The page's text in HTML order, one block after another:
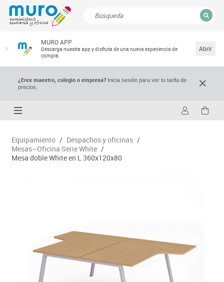
MURO APP
Descarga nuestra app y disfruta de una nueva experiencia de
compra.
Abrir
¿Eres maestro, colegio o empresa?Inicia sesión para ver tu tarifa de
precios.
Equipamiento / Despachos y oficinas /
Mesas~Oficina Serie White /
Mesa doble White en L 360x120x80